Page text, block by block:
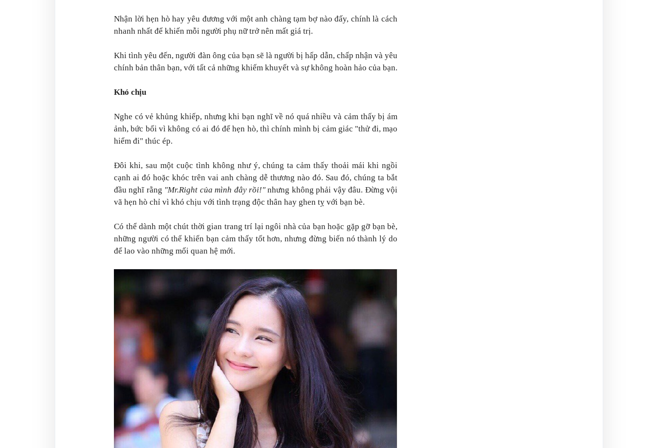
Nhận lời hẹn hò hay yêu đương với một anh chàng tạm bợ nào đấy, chính là cách
nhanh nhất để khiến mỗi người phụ nữ trở nên mất giá trị.
Khi tình yêu đến, người đàn ông của bạn sẽ là người bị hấp dẫn, chấp nhận và yêu
chính bản thân bạn, với tất cả những khiếm khuyết và sự không hoàn hảo của bạn.
Khó chịu
Nghe có vẻ khủng khiếp, nhưng khi bạn nghĩ về nó quá nhiều và cảm thấy bị ám
ảnh, bức bối vì không có ai đó để hẹn hò, thì chính mình bị cảm giác "thử đi, mạo
hiểm đi" thúc ép.
Đôi khi, sau một cuộc tình không như ý, chúng ta cảm thấy thoải mái khi ngồi
cạnh ai đó hoặc khóc trên vai anh chàng dễ thương nào đó. Sau đó, chúng ta bắt
đầu nghĩ rằng "Mr.Right của mình đây rồi!" nhưng không phải vậy đâu. Đừng vội
vã hẹn hò chỉ vì khó chịu với tình trạng độc thân hay ghen tỵ với bạn bè.
Có thể dành một chút thời gian trang trí lại ngôi nhà của bạn hoặc gặp gỡ bạn bè,
những người có thể khiến bạn cảm thấy tốt hơn, nhưng đừng biến nó thành lý do
để lao vào những mối quan hệ mới.